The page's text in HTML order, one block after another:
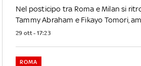
Nel posticipo tra Roma e Milan si
Tammy Abraham e Fikayo Tomori,
29 ott - 17:23
ROMA